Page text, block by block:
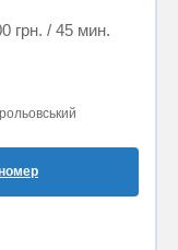
грн. / 45 мин.